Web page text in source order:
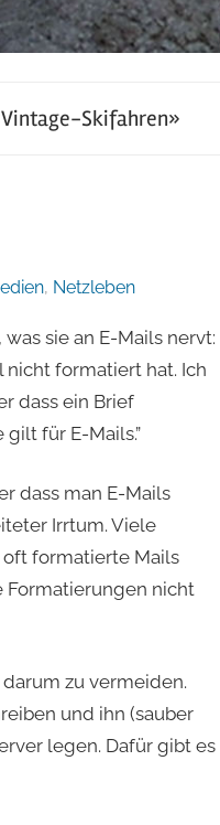
Skifahren»
, Netzleben
sie an E-Mails nervt:
nicht formatiert hat. Ich
dass ein Brief
für E-Mails.”
dass man E-Mails
Irrtum. Viele
formatierte Mails
Formatierungen nicht
zu vermeiden.
und ihn (sauber
legen. Dafür gibt es